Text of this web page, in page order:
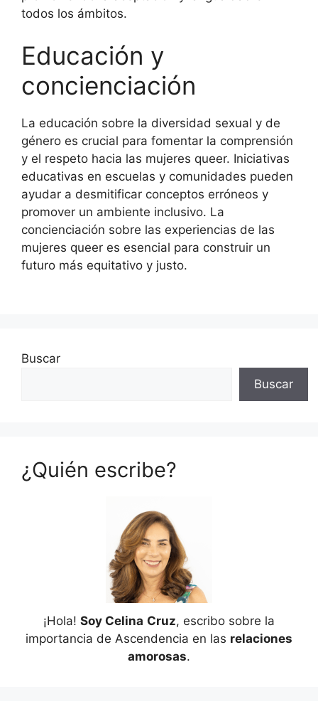
todos los ámbitos.
Educación y
concienciación
La educación sobre la diversidad sexual y de
género es crucial para fomentar la comprensión
y el respeto hacia las mujeres queer. Iniciativas
educativas en escuelas y comunidades pueden
ayudar a desmitificar conceptos erróneos y
promover un ambiente inclusivo. La
concienciación sobre las experiencias de las
mujeres queer es esencial para construir un
futuro más equitativo y justo.
Buscar
Buscar
¿Quién escribe?
¡Hola! Soy Celina Cruz, escribo sobre la
importancia de Ascendencia en las relaciones
amorosas.